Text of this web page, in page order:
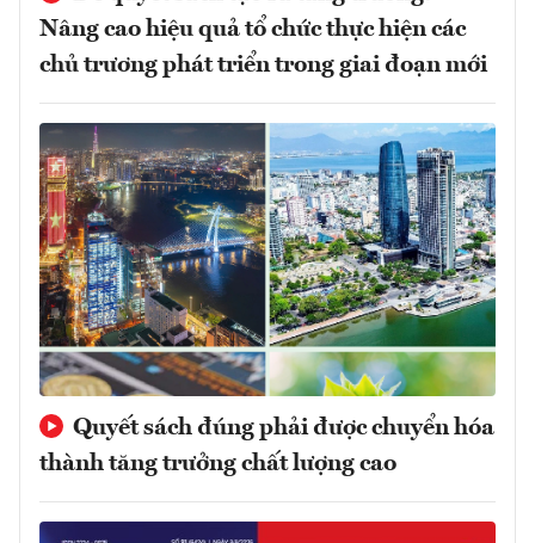
Nâng cao hiệu quả tổ chức thực hiện các
chủ trương phát triển trong giai đoạn mới
Quyết sách đúng phải được chuyển hóa
thành tăng trưởng chất lượng cao